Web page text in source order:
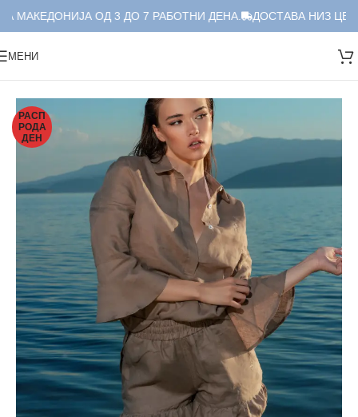
МАКЕДОНИЈА ОД 3 ДО 7 РАБОТНИ ДЕНА. ДОСТАВА НИЗ
МЕНИ
РАСП
РОДА
ДЕН